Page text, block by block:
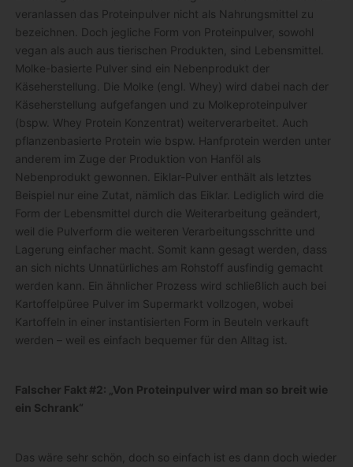
veranlassen das Proteinpulver nicht als Nahrungsmittel zu
bezeichnen. Doch jegliche Form von Proteinpulver, sowohl
vegan als auch aus tierischen Produkten, sind Lebensmittel.
Molke-basierte Pulver sind ein Nebenprodukt der
Käseherstellung. Die Molke (engl. Whey) wird dabei nach der
Käseherstellung aufgefangen und zu Molkeproteinpulver
(bspw. Whey Protein Konzentrat) weiterverarbeitet. Auch
pflanzenbasierte Protein wie bspw. Hanfprotein werden unter
anderem im Zuge der Produktion von Hanföl als
Nebenprodukt gewonnen. Eiklar-Pulver enthält als letztes
Beispiel nur eine Zutat, nämlich das Eiklar. Lediglich wird die
Form der Lebensmittel durch die Weiterarbeitung geändert,
weil die Pulverform die weiteren Verarbeitungsschritte und
Lagerung einfacher macht. Somit kann gesagt werden, dass
an sich nichts Unnatürliches am Rohstoff ausfindig gemacht
werden kann. Ein ähnlicher Prozess wird schließlich auch bei
Kartoffelpüree Pulver im Supermarkt vollzogen, wobei
Kartoffeln in einer instantisierten Form in Beuteln verkauft
werden – weil es einfach bequemer für den Alltag ist.
Falscher Fakt #2: „Von Proteinpulver wird man so breit wie
ein Schrank“
Das wäre sehr schön, doch so einfach ist es dann doch wieder